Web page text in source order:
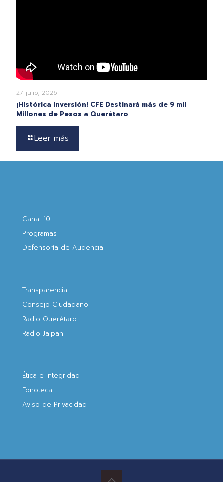
27 julio, 2026
¡Histórica Inversión! CFE Destinará más de 9 mil
Millones de Pesos a Querétaro
Leer más
Canal 10
Programas
Defensoría de Audencia
Transparencia
Consejo Ciudadano
Radio Querétaro
Radio Jalpan
Ética e Integridad
Fonoteca
Aviso de Privacidad